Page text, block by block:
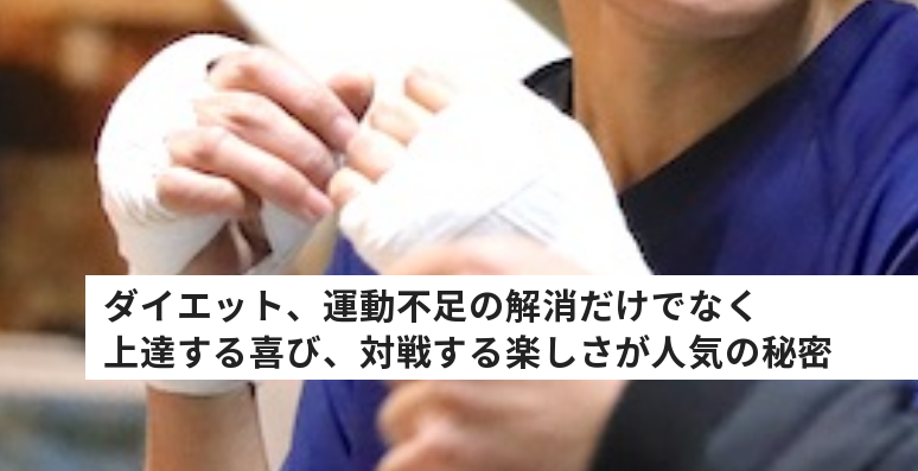
ダイエッ ト、 運動不足の解消だけでなく
上達する喜び、 対戦する楽しさが人気の秘密